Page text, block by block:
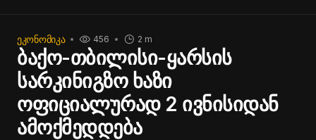
ᲔᲙᲝᲜᲝᲛᲘᲙᲐ 2 m
456
ბაქო-თბილისი-ყარსის
სარკინიგზო ხაზი
ოფიციალურად 2 ივნისიდან
ამოქმედდება